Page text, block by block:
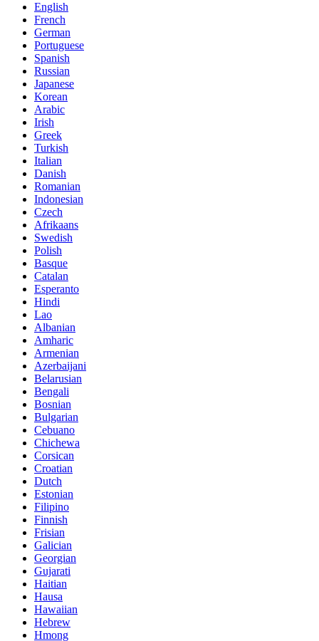
English
French
German
Portuguese
Spanish
Russian
Japanese
Korean
Arabic
Irish
Greek
Turkish
Italian
Danish
Romanian
Indonesian
Czech
Afrikaans
Swedish
Polish
Basque
Catalan
Esperanto
Hindi
Lao
Albanian
Amharic
Armenian
Azerbaijani
Belarusian
Bengali
Bosnian
Bulgarian
Cebuano
Chichewa
Corsican
Croatian
Dutch
Estonian
Filipino
Finnish
Frisian
Galician
Georgian
Gujarati
Haitian
Hausa
Hawaiian
Hebrew
Hmong